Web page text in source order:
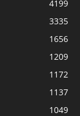
4199
3335
1656
1209
1172
1137
1049